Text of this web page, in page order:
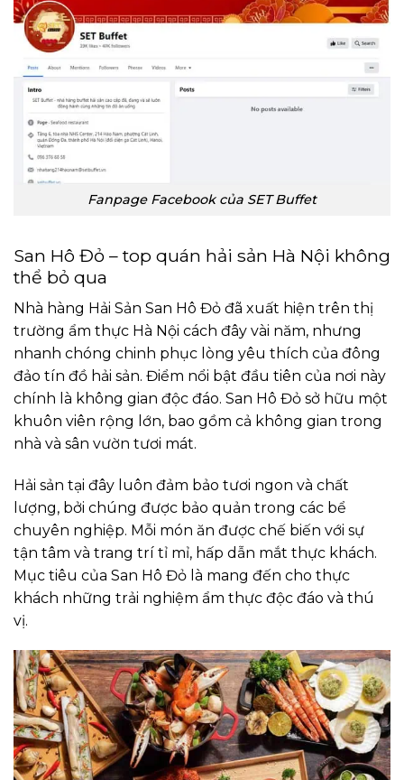
Fanpage Facebook của SET Buffet
San Hô Đỏ – top quán hải sản Hà Nội không
thể bỏ qua
Nhà hàng Hải Sản San Hô Đỏ đã xuất hiện trên thị
trường ẩm thực Hà Nội cách đây vài năm, nhưng
nhanh chóng chinh phục lòng yêu thích của đông
đảo tín đồ hải sản. Điểm nổi bật đầu tiên của nơi này
chính là không gian độc đáo. San Hô Đỏ sở hữu một
khuôn viên rộng lớn, bao gồm cả không gian trong
nhà và sân vườn tươi mát.
Hải sản tại đây luôn đảm bảo tươi ngon và chất
lượng, bởi chúng được bảo quản trong các bể
chuyên nghiệp. Mỗi món ăn được chế biến với sự
tận tâm và trang trí tỉ mỉ, hấp dẫn mắt thực khách.
Mục tiêu của San Hô Đỏ là mang đến cho thực
khách những trải nghiệm ẩm thực độc đáo và thú
vị.